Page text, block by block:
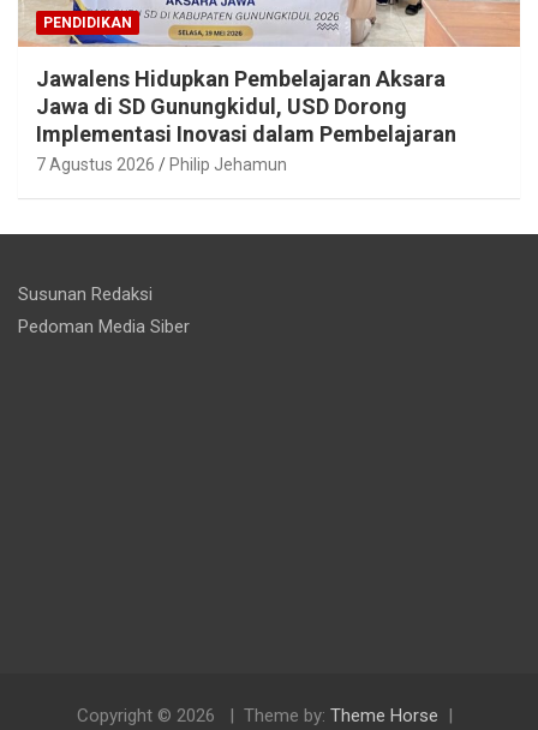
PENDIDIKAN
Jawalens Hidupkan Pembelajaran Aksara
Jawa di SD Gunungkidul, USD Dorong
Implementasi Inovasi dalam Pembelajaran
7 Agustus 2026 Philip Jehamun
Susunan Redaksi
Pedoman Media Siber
Copyright © 2026 Theme by: Theme Horse